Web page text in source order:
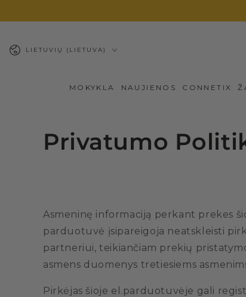
KalbaLIETUVIŲ (LIETUVA)
MOKYKLA NAUJIENOS CONNETIX
Privatumo
Asmeninę informaciją perkant prekes
parduotuvė įsipareigoja neatskleisti
partneriui, teikiančiam prekių
asmens duomenys tretiesiems
Pirkėjas šioje el.parduotuvėje gali